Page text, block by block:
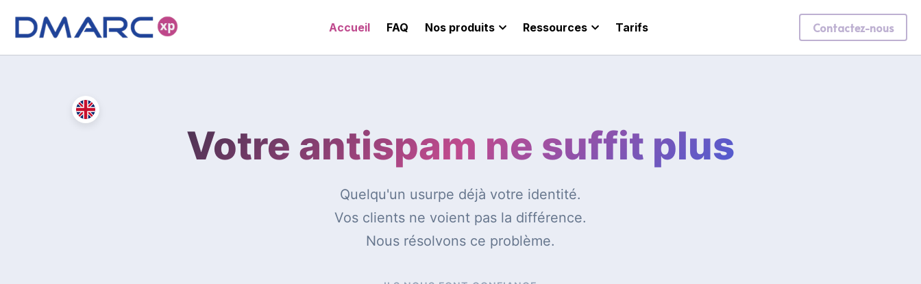
Accueil FAQ Nos produits Ressources Tarifs Contactez-nous